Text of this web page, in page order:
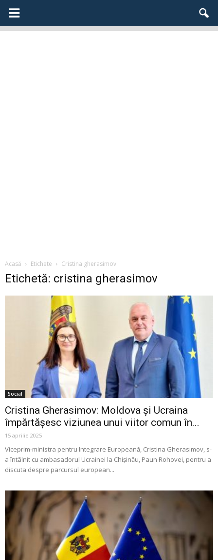
Acasă Etichete Cristina gherasimov
Etichetă: cristina gherasimov
Social
Cristina Gherasimov: Moldova și Ucraina
împărtășesc viziunea unui viitor comun în...
15 aprilie 2025
Viceprim-ministra pentru Integrare Europeană, Cristina Gherasimov, s-
a întâlnit cu ambasadorul Ucrainei la Chișinău, Paun Rohovei, pentru a
discuta despre parcursul european...